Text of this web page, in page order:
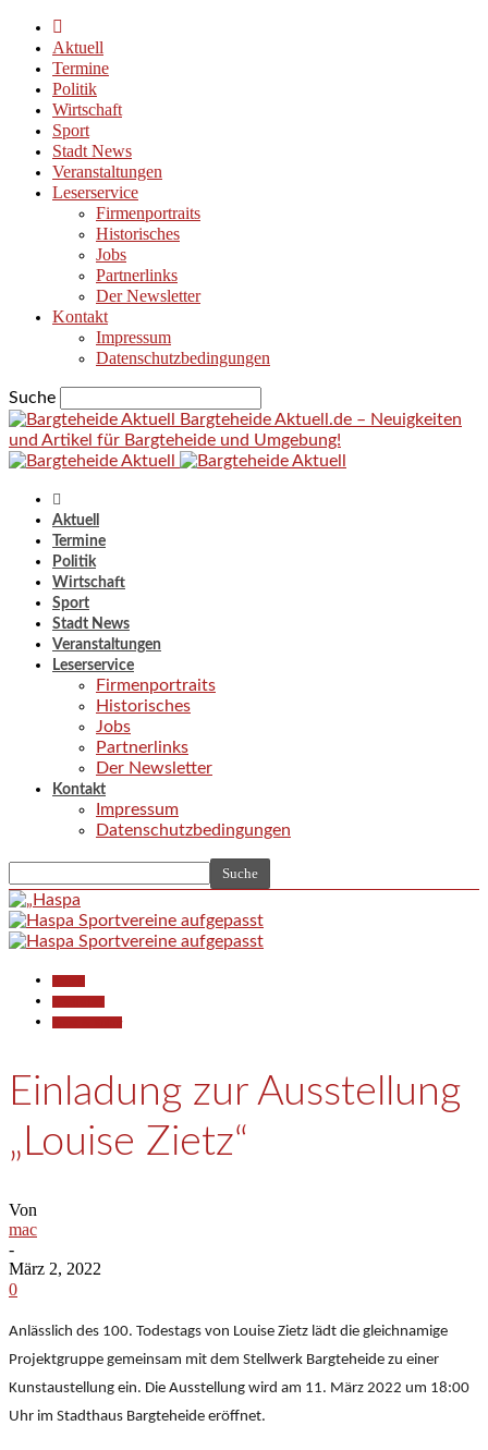
Aktuell
Termine
Politik
Wirtschaft
Sport
Stadt News
Veranstaltungen
Leserservice
Firmenportraits
Historisches
Jobs
Partnerlinks
Der Newsletter
Kontakt
Impressum
Datenschutzbedingungen
Suche
Bargteheide Aktuell.de – Neuigkeiten
und Artikel für Bargteheide und Umgebung!
Aktuell
Termine
Politik
Wirtschaft
Sport
Stadt News
Veranstaltungen
Leserservice
Firmenportraits
Historisches
Jobs
Partnerlinks
Der Newsletter
Kontakt
Impressum
Datenschutzbedingungen
Einladung zur Ausstellung
„Louise Zietz“
Von
mac
-
März 2, 2022
0
Anlässlich des 100. Todestags von Louise Zietz lädt die gleichnamige
Projektgruppe gemeinsam mit dem Stellwerk Bargteheide zu einer
Kunstaustellung ein. Die Ausstellung wird am 11. März 2022 um 18:00
Uhr im Stadthaus Bargteheide eröffnet.